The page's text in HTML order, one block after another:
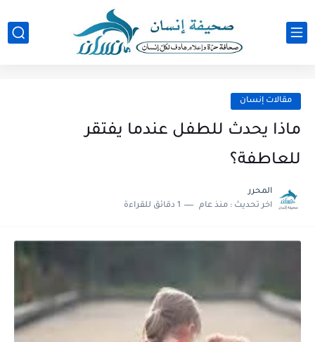
مقالات إنسان
ماذا يحدث للطفل عندما يفتقر
للعاطفة؟
المحرر
اخر تحديث : منذ عام 1 دقائق للقراءة